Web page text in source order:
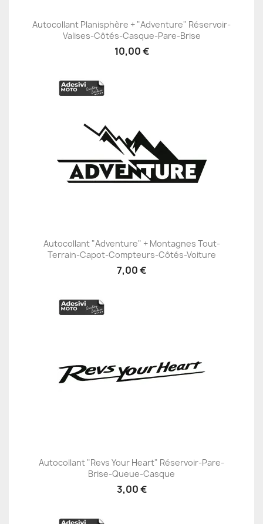
Autocollant Planisphère + "Adventure" Réservoir-
Valises-Côtés-Casque-Pare-Brise
10,00 €
Autocollant "Adventure" + Montagnes Tout-
Terrain-Capot-Compteurs-Côtés-Voiture
7,00 €
Autocollant "Revs Your Heart" Réservoir-Pare-
Brise-Queue-Casque
3,00 €